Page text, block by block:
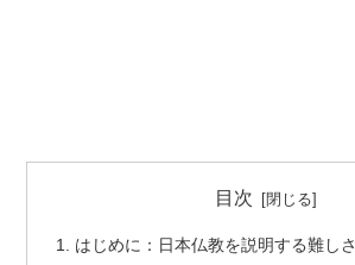
目次
はじめに：日本仏教を説明する難しさ